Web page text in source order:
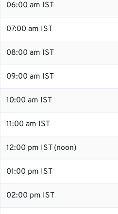
06:00 am IST
07:00 am IST
08:00 am IST
09:00 am IST
10:00 am IST
11:00 am IST
12:00 pm IST (noon)
01:00 pm IST
02:00 pm IST